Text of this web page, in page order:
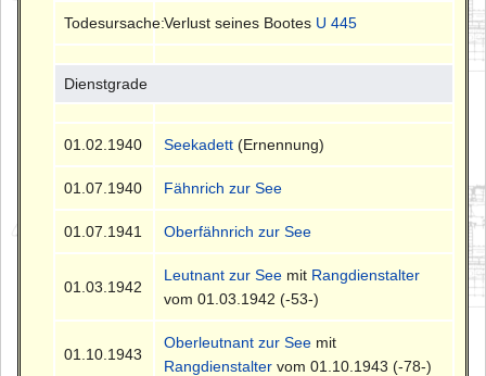
Todesursache:Verlust seines Bootes U 445
Dienstgrade
01.02.1940 Seekadett (Ernennung)
01.07.1940 Fähnrich zur See
01.07.1941 Oberfähnrich zur See
01.03.1942
Leutnant zur See mit Rangdienstalter
vom 01.03.1942 (-53-)
01.10.1943
Oberleutnant zur See mit
Rangdienstalter vom 01.10.1943 (-78-)